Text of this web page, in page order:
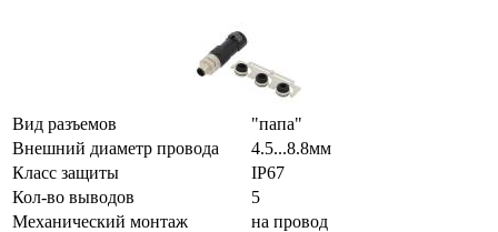
Вид разъемов
"папа"
Внешний диаметр провода
4.5...8.8мм
Класс защиты
IP67
Кол-во выводов
5
Механический монтаж
на провод